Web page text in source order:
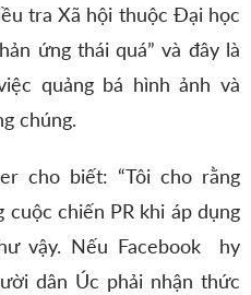
tra Xã hội thuộc Đại học
ứng thái quá” và đây là
quảng bá hình ảnh và
chúng.
cho biết: “Tôi cho rằng
cuộc chiến PR khi áp dụng
vậy. Nếu Facebook hy
dân Úc phải nhận thức